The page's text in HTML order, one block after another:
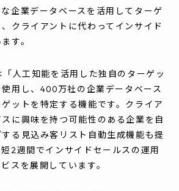
企業データベースを活用してターゲ
クライアントに代わってインサイド
す。
人工知能を活用した独自のターゲッ
用し、400万社の企業データベース
ットを特定する機能です。クライア
に興味を持つ可能性のある企業を自
る見込み客リスト自動生成機能も提
2週間でインサイドセールスの運用
スを展開しています。